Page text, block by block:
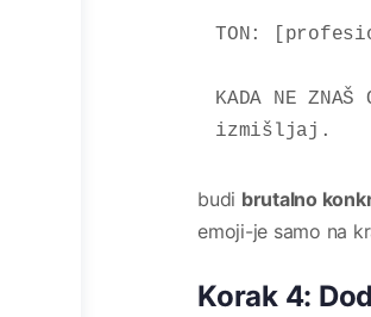
TON:
KADA NE
izmišljaj.
budi brutalno
emoji-je samo na
Korak 4: